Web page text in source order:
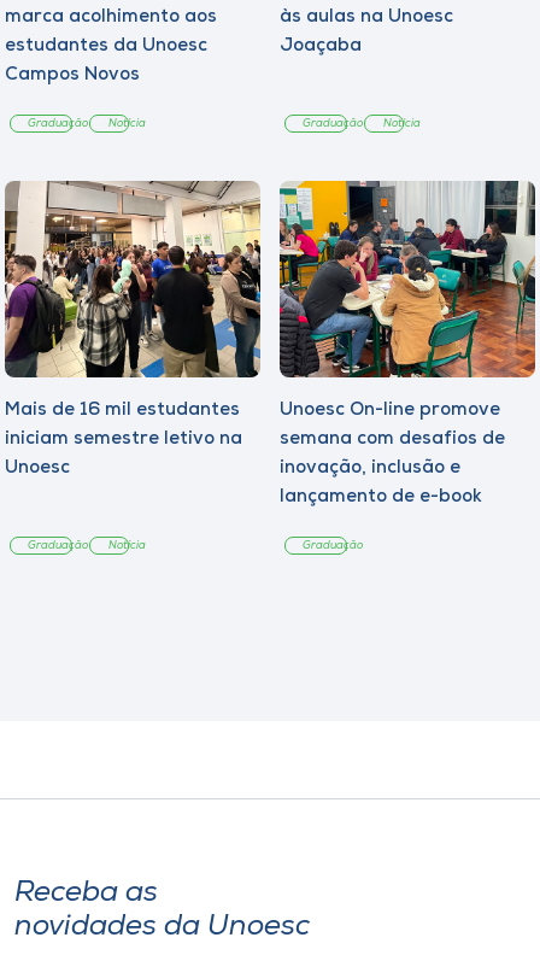
marca acolhimento aos
estudantes da Unoesc
Campos Novos
Graduação Notícia
às aulas na Unoesc
Joaçaba
Graduação Notícia
Mais de 16 mil estudantes
iniciam semestre letivo na
Unoesc
Graduação Notícia
Unoesc On-line promove
semana com desafios de
inovação, inclusão e
lançamento de e-book
Graduação
Receba as
novidades da Unoesc